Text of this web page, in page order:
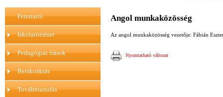
Fenntartó
Iskolatörténet
Pedagógiai írások
Beiskolázás
Továbbtanulás
Angol munkaközösség
Az angol munkaközösség vezetője: Fábián
Nyomtatható változat